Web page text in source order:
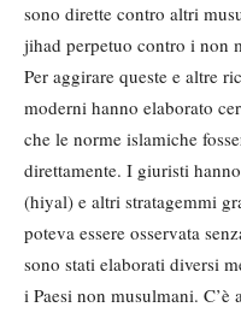
sono dirette contro altri
jihad perpetuo contro i non
Per aggirare queste e altre
moderni hanno elaborato
che le norme islamiche
direttamente. I giuristi
(hiyal) e altri stratagemmi
poteva essere osservata
sono stati elaborati diversi
i Paesi non musulmani.